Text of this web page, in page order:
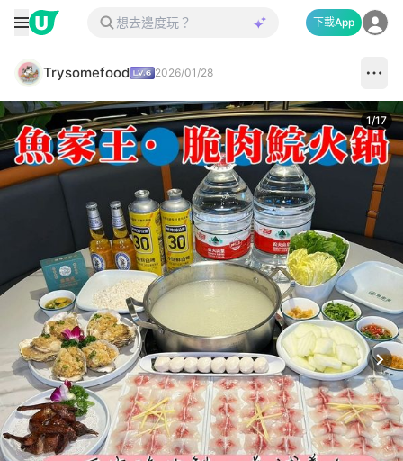
下載App
Trysomefood 2026/01/28
1/17